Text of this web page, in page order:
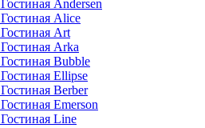
Гостиная Andersen
Гостиная Alice
Гостиная Art
Гостиная Arka
Гостиная Bubble
Гостиная Ellipse
Гостиная Berber
Гостиная Emerson
Гостиная Line